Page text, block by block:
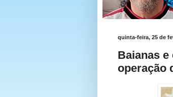
quinta-feira, 25 de
Baianas
operação